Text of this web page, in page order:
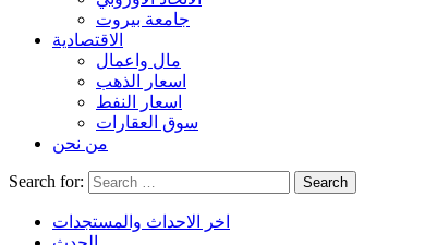
جامعة بيروت
الاقتصادية
مال واعمال
اسعار الذهب
اسعار النفط
سوق العقارات
من نحن
Search for:
اخر الاحداث والمستجدات